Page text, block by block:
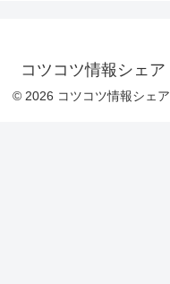
コツコツ情報シェア
© 2026 コツコツ情報シェア.